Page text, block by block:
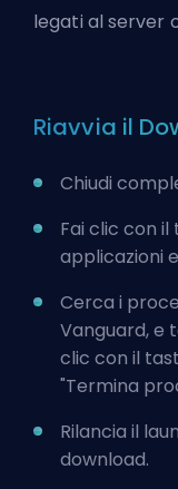
legati al server
Riavvia il
Chiudi
Fai clic con
applicazioni
Cerca i
Vanguard, e
clic con il
"Termina
Rilancia il
download.